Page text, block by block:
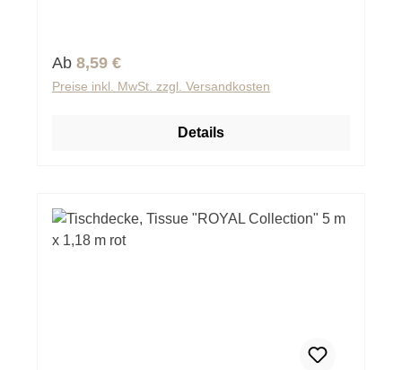
Regulärer Preis:
Ab 8,59 €
Preise inkl. MwSt. zzgl. Versandkosten
Details